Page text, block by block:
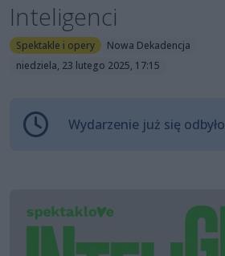
Inteligenci
Spektakle i opery
Nowa Dekadencja
niedziela, 23 lutego 2025, 17:15
Wydarzenie już się odbyło